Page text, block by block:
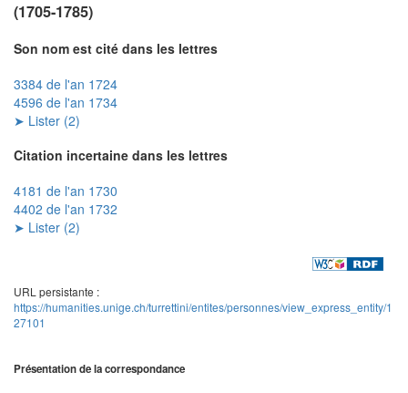
(1705-1785)
Son nom est cité dans les lettres
3384 de l'an 1724
4596 de l'an 1734
➤ Lister (2)
Citation incertaine dans les lettres
4181 de l'an 1730
4402 de l'an 1732
➤ Lister (2)
URL persistante :
https://humanities.unige.ch/turrettini/entites/personnes/view_express_entity/1
27101
Présentation de la correspondance